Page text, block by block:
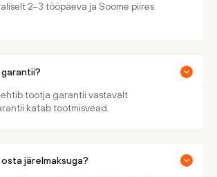
2–3 tööpäeva ja Soome piires
tootja garantii vastavalt
katab tootmisvead.
järelmaksuga?